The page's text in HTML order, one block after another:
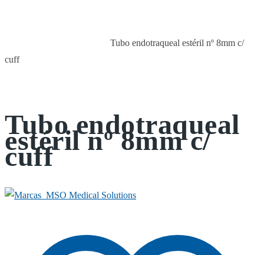
Tubo endotraqueal estéril nº 8mm c/
cuff
Tubo endotraqueal
estéril nº 8mm c/
cuff